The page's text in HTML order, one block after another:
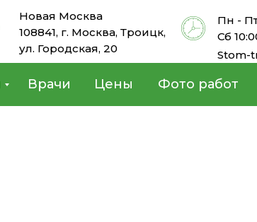
Пн -
Сб
Stom-
Новая Москва
108841, г. Москва, Троицк,
ул. Городская, 20
Врачи Цены Фото работ